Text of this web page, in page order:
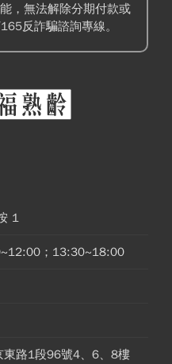
，無法解除分期付款或
反詐騙諮詢專線。
1
；13:30~18:00
東路1段96號4、6、8樓